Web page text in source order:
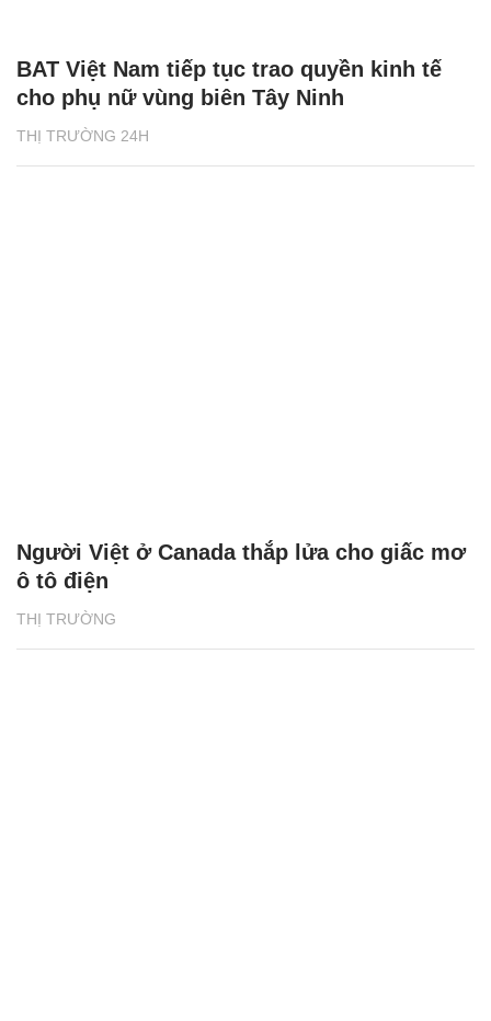
THỊ TRƯỜNG 24H
BAT Việt Nam tiếp tục trao quyền kinh tế
cho phụ nữ vùng biên Tây Ninh
THỊ TRƯỜNG
Người Việt ở Canada thắp lửa cho giấc mơ
ô tô điện